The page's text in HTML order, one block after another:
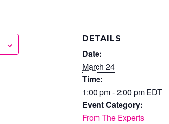
DETAILS
Date:
March 24
Time:
1:00 pm - 2:00 pm EDT
Event Category:
From The Experts